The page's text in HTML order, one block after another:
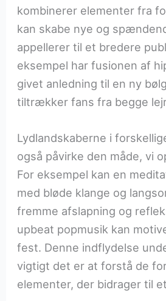
kombinerer elementer fra
kan skabe nye og
appellerer til et bredere
eksempel har fusionen af
givet anledning til en ny
tiltrækker fans fra begge
Lydlandskaberne i
også påvirke den måde, vi
For eksempel kan en
med bløde klange og
fremme afslapning og
upbeat popmusik kan
fest. Denne indflydelse
vigtigt det er at forstå de
elementer, der bidrager til